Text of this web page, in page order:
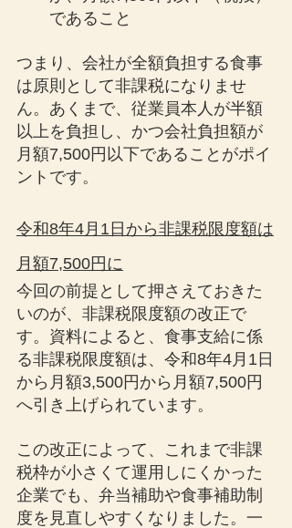
であること
つまり、会社が全額負担する食事
は原則として非課税になりませ
ん。あくまで、従業員本人が半額
以上を負担し、かつ会社負担額が
月額7,500円以下であることがポイ
ントです。
令和8年4月1日から非課税限度額は
月額7,500円に
今回の前提として押さえておきた
いのが、非課税限度額の改正で
す。資料によると、食事支給に係
る非課税限度額は、令和8年4月1日
から月額3,500円から月額7,500円
へ引き上げられています。
この改正によって、これまで非課
税枠が小さくて運用しにくかった
企業でも、弁当補助や食事補助制
度を見直しやすくなりました。一